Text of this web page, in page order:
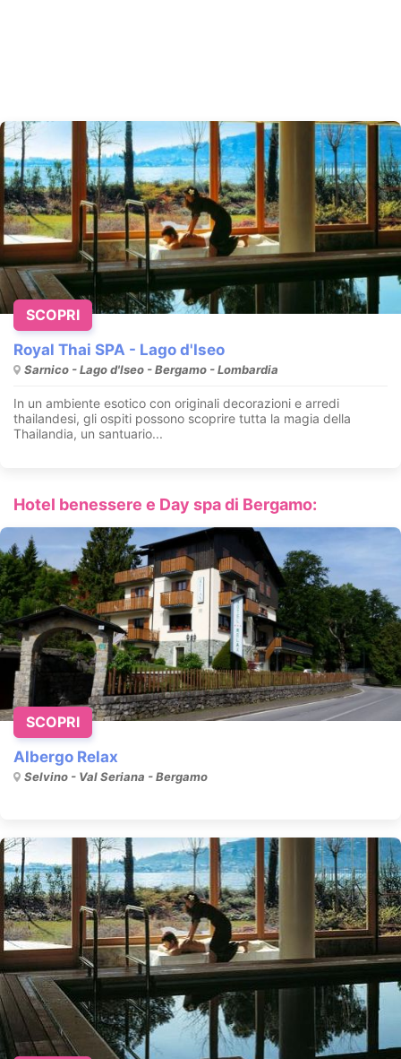
Royal Thai SPA - Lago d'Iseo
Sarnico - Lago d'Iseo - Bergamo - Lombardia
In un ambiente esotico con originali decorazioni e arredi
thailandesi, gli ospiti possono scoprire tutta la magia della
Thailandia, un santuario...
SCOPRI
Hotel benessere e Day spa di Bergamo:
Albergo Relax
Selvino - Val Seriana - Bergamo
SCOPRI